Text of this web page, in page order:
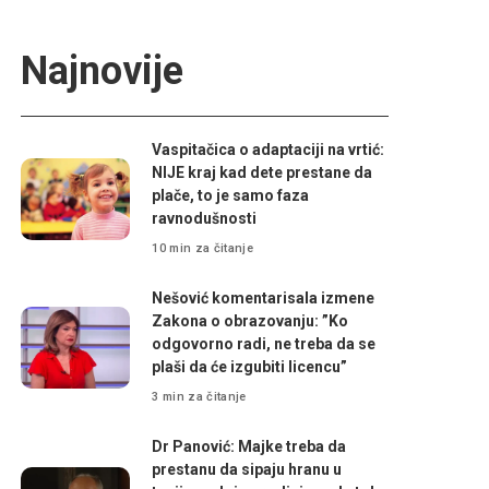
Najnovije
Vaspitačica o adaptaciji na vrtić:
NIJE kraj kad dete prestane da
plače, to je samo faza
ravnodušnosti
10 min za čitanje
Nešović komentarisala izmene
Zakona o obrazovanju: ”Ko
odgovorno radi, ne treba da se
plaši da će izgubiti licencu”
3 min za čitanje
Dr Panović: Majke treba da
prestanu da sipaju hranu u